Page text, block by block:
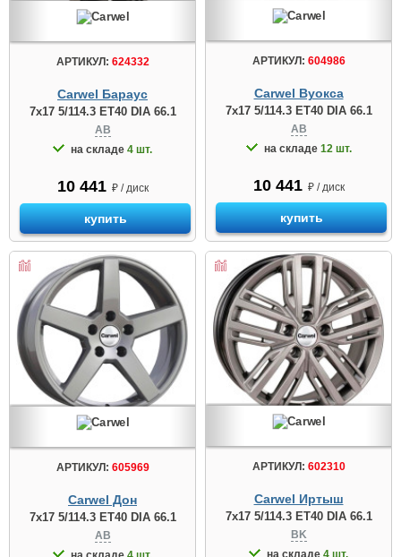
АРТИКУЛ: 624332
Carwel Бараус
7x17 5/114.3 ET40 DIA 66.1
AB
на складе 4 шт.
10 441 ₽ / диск
купить
АРТИКУЛ: 604986
Carwel Вуокса
7x17 5/114.3 ET40 DIA 66.1
AB
на складе 12 шт.
10 441 ₽ / диск
купить
АРТИКУЛ: 605969
Carwel Дон
7x17 5/114.3 ET40 DIA 66.1
AB
АРТИКУЛ: 602310
Carwel Иртыш
7x17 5/114.3 ET40 DIA 66.1
BK
на складе 4 шт.